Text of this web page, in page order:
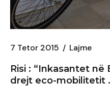
7 Tetor 2015 Lajme
Risi : “Inkasantet në
drejt eco-mobilitetit